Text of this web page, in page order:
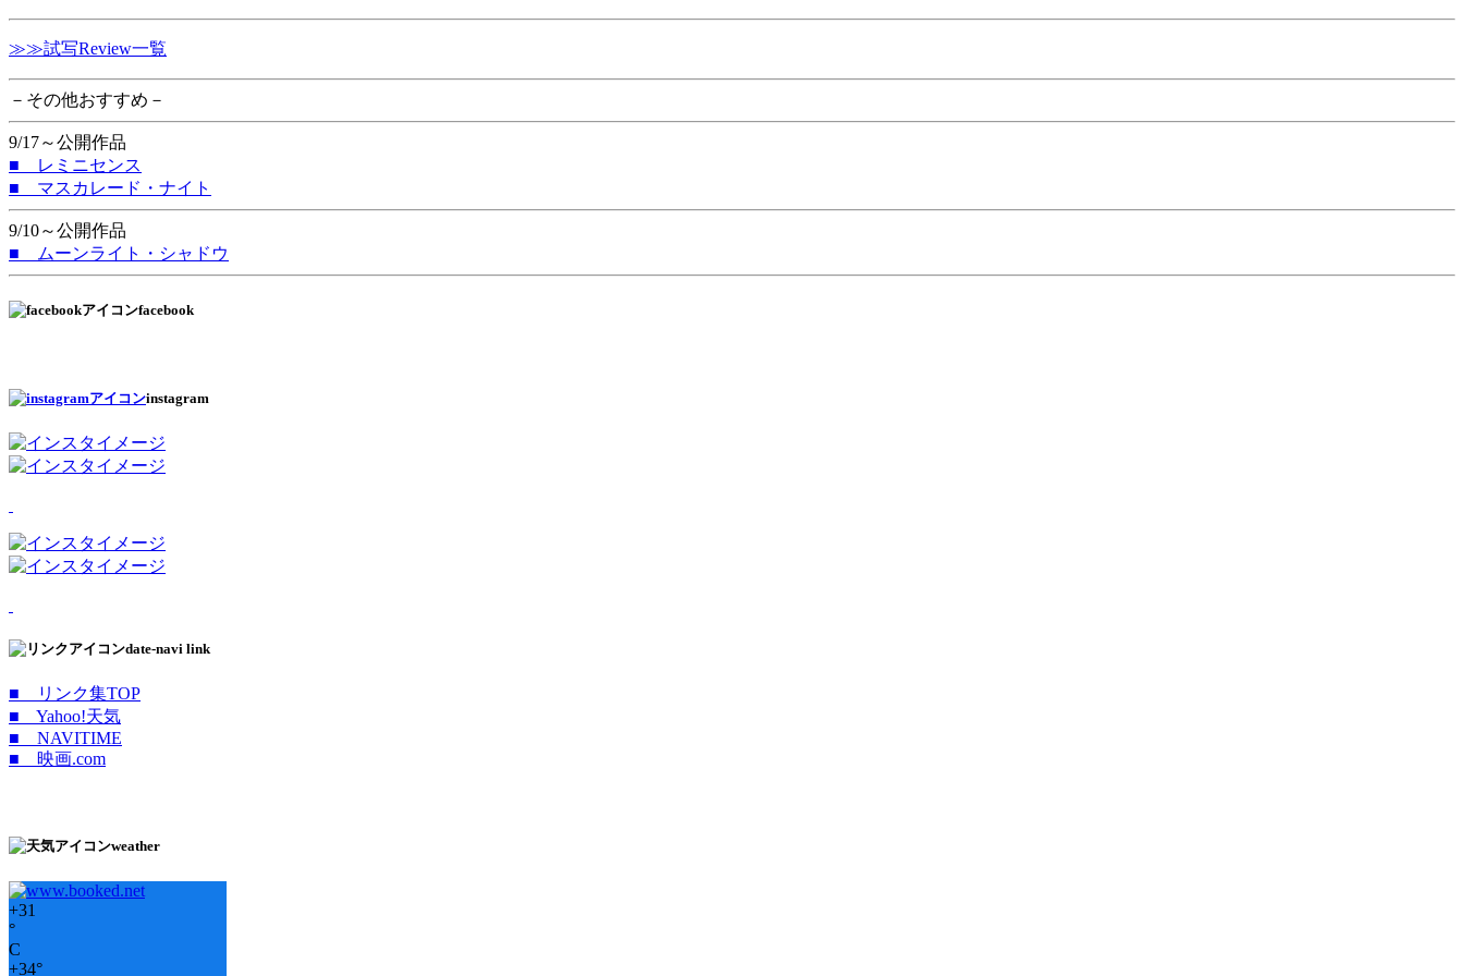
≫≫試写Review一覧
－その他おすすめ－
9/17～公開作品
■ レミニセンス
■ マスカレード・ナイト
9/10～公開作品
■ ムーンライト・シャドウ
facebook
instagram
date-navi link
■ リンク集TOP
■ Yahoo!天気
■ NAVITIME
■ 映画.com
weather
+31
°
C
+34°